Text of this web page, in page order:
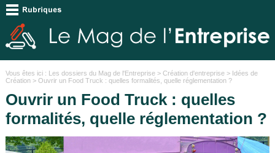
Vous êtes ici : Les dossiers du Mag de l'Entreprise> Création d'entreprise> Idées de
Création> Ouvrir un Food Truck : quelles formalités, quelle réglementation ?
Ouvrir un Food Truck : quelles
formalités, quelle réglementation ?